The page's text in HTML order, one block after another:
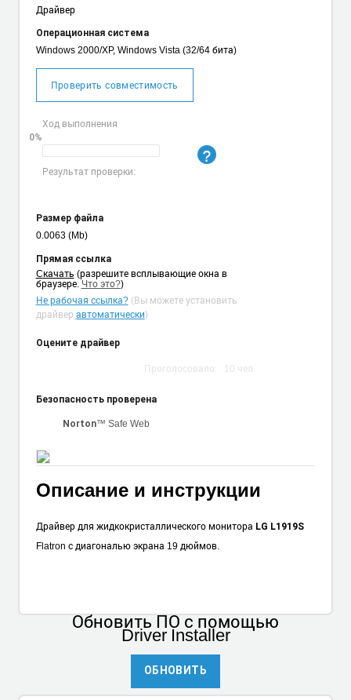
Драйвер
Операционная система
Windows 2000/XP, Windows Vista (32/64 бита)
Проверить совместимость
Ход выполнения
0%
Результат проверки:
Размер файла
0.0063 (Mb)
Прямая ссылка
Cкачать (разрешите всплывающие окна в
браузере. Что это?)
Не рабочая ссылка?(Вы можете установить
драйвер автоматически)
Оцените драйвер
Проголосовало: 10 чел.
Безопасность проверена
Norton™ Safe Web
Описание и инструкции
Драйвер для жидкокристаллического монитора LG L1919S
Flatron с диагональю экрана 19 дюймов.
Обновить ПОс помощью
Driver Installer
ОБНОВИТЬ